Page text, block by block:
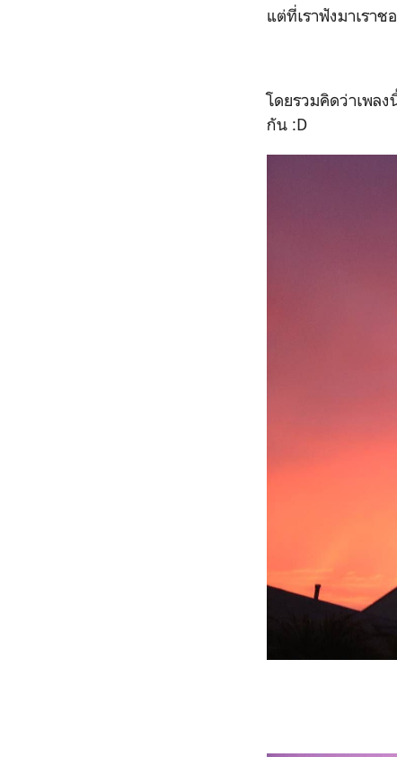
แต่ที่เราฟังมาเรา
โดยรวมคิดว่าเพล
กัน :D